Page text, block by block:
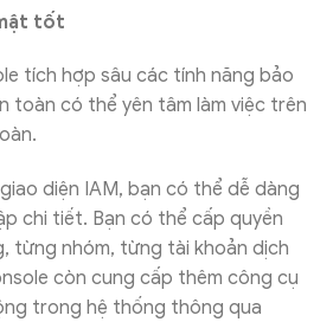
tốt
tích hợp sâu các tính năng bảo
toàn có thể yên tâm làm việc trên
diện IAM, bạn có thể dễ dàng
chi tiết. Bạn có thể cấp quyền
từng nhóm, từng tài khoản dịch
còn cung cấp thêm công cụ
trong hệ thống thông qua